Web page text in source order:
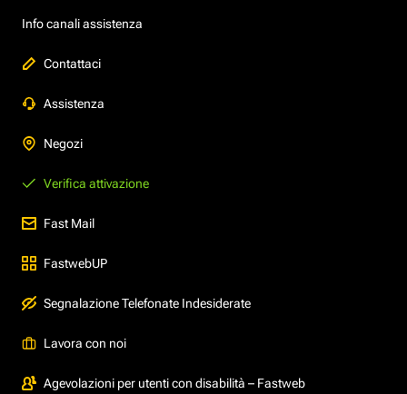
Info canali assistenza
Contattaci
Assistenza
Negozi
Verifica attivazione
Fast Mail
FastwebUP
Segnalazione Telefonate Indesiderate
Lavora con noi
Agevolazioni per utenti con disabilità – Fastweb